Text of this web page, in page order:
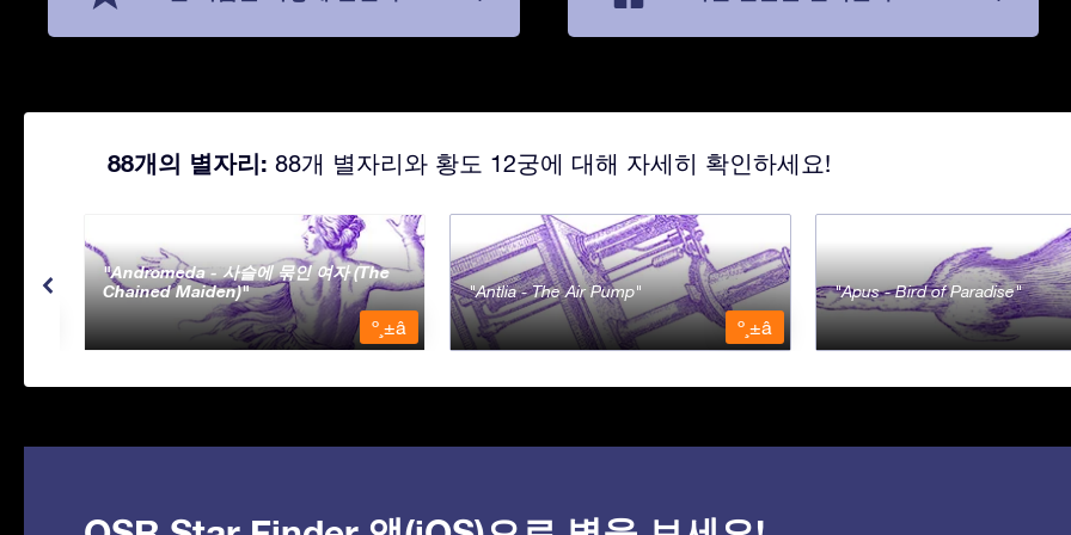
88개의 별자리: 88개 별자리와 황도 12궁에 대해 자세히 확인하세요!
Andromeda - 사슬에 묶인 여자 (The
Chained Maiden)
º¸±â
Antlia - The Air Pump
º¸±â
Apus - Bird of Paradise